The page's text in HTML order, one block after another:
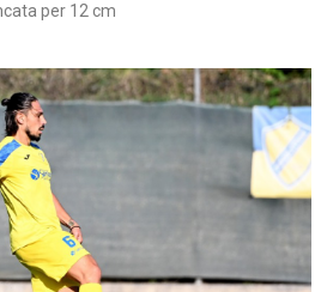
per 12 cm